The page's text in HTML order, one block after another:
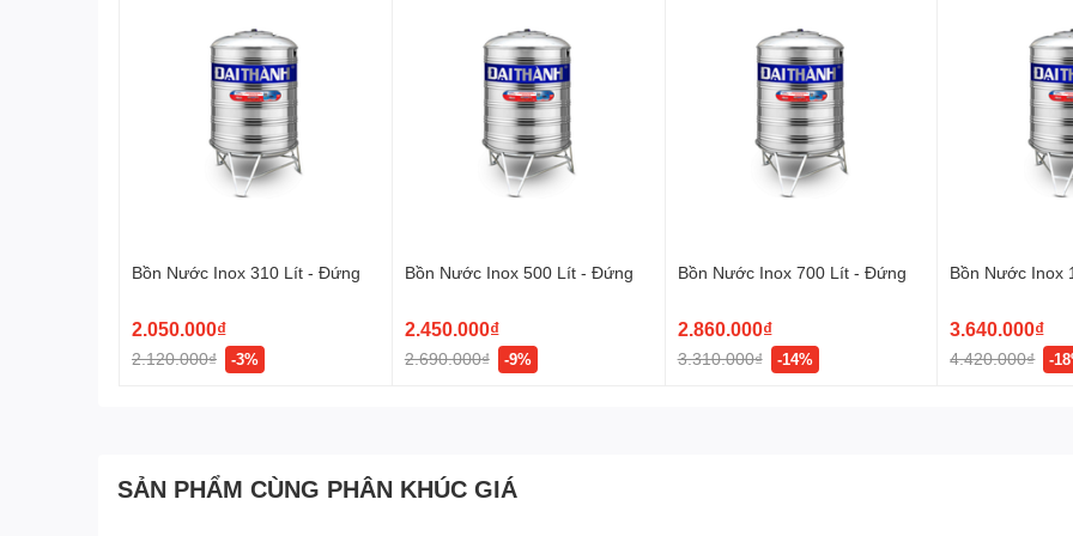
Bồn Nước Inox 310 Lít - Đứng
2.050.000₫
2.120.000₫ -3%
Bồn Nước Inox 500 Lít - Đứng
2.450.000₫
2.690.000₫ -9%
Bồn Nước Inox 700 Lít - Đứng
2.860.000₫
3.310.000₫ -14%
Bồn Nước Inox
3.640.000₫
4.420.000₫ -
SẢN PHẨM CÙNG PHÂN KHÚC GIÁ